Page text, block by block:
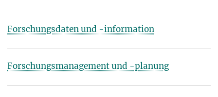
Forschungsdaten und -information
Forschungsmanagement und -planung